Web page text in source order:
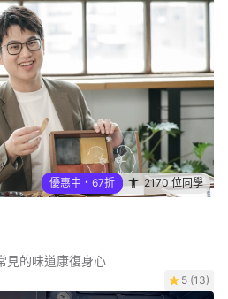
優惠中・67折 2170 位同學
見的味道康復身心
5 (13)